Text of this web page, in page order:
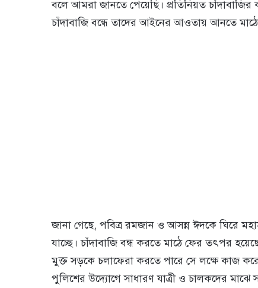
বলে আমরা জানতে পেয়েছি। প্রতিনিয়ত
চাঁদাবাজি বন্ধে তাদের আইনের আওতায় আনতে মাঠে
জানা গেছে, পবিত্র রমজান ও আসন্ন ঈদকে ঘিরে
যাচ্ছে। চাঁদাবাজি বন্ধ করতে মাঠে ফের তৎপর
মুক্ত সড়কে চলাফেরা করতে পারে সে লক্ষে কাজ করে
পুলিশের উদ্যোগে সাধারণ যাত্রী ও চালকদের